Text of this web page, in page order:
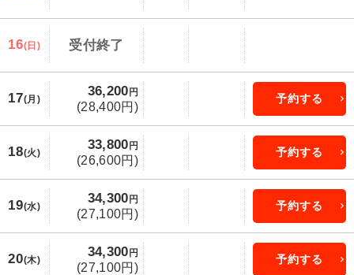
16(日) 受付終了
17(月)
36,200 円
(28,400円)
予約する
18(火)
33,800 円
(26,600円)
予約する
19(水)
34,300 円
(27,100円)
予約する
20(木)
34,300 円
(27,100円)
予約する